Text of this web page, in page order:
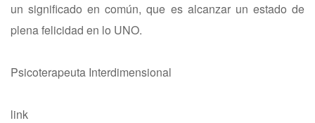
un significado en común, que es alcanzar un estado de
plena felicidad en lo UNO.
Psicoterapeuta Interdimensional
link